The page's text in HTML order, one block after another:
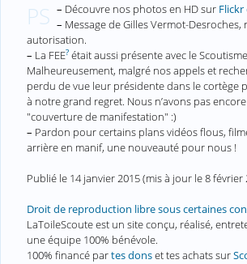
PS – Découvre nos photos en HD sur Flickr
– Message de Gilles Vermot-
autorisation.
– La FEE? était aussi présente avec le
Malheureusement, malgré nos appels et
perdu de vue leur présidente dans le cortège
à notre grand regret. Nous n’avons pas
"couverture de manifestation" :)
– Pardon pour certains plans vidéos flous,
arrière en manif, une nouveauté pour nous !
Publié le 14 janvier 2015(mis à jour le8 février
Droit de reproduction libre sous certaines
LaToileScoute est un site conçu, réalisé,
une équipe 100% bénévole.
100% financé partes donset tes achats sur